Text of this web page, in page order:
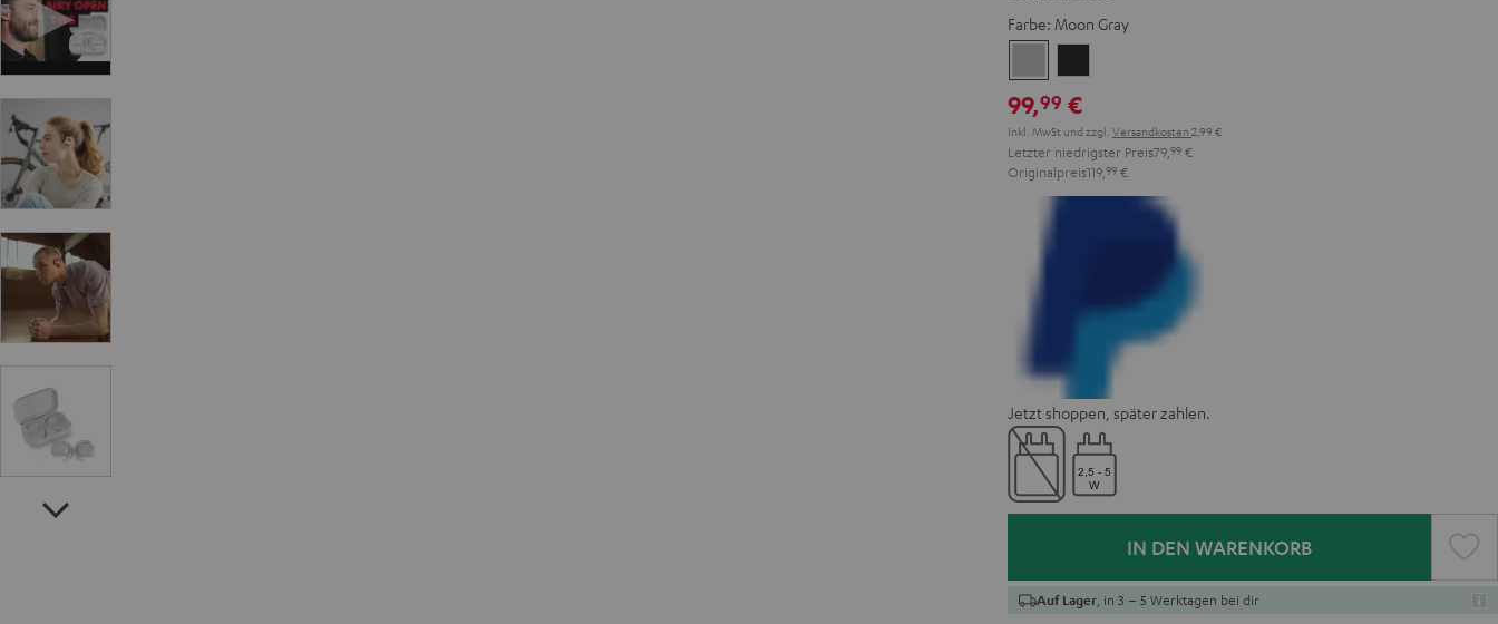
Farbe: Moon Gray
Gray
99,99 €
Inkl. MwSt und zzgl. Versandkosten 2,99 €
Letzter niedrigster Preis79, 99 €
Originalpreis119, 99 €
Jetzt shoppen, später zahlen.
IN DEN WARENKORB
Auf Lager , in 3 – 5 Werktagen bei dir